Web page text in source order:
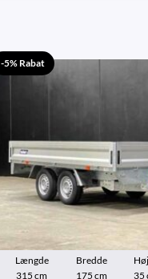
-5% Rabat
Længde
315 cm
Bredde
175 cm
35